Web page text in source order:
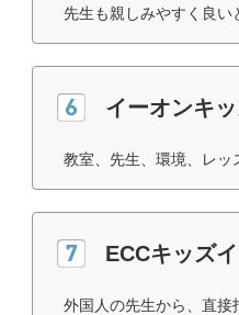
先生も親しみやすく良い
イーオンキ
教室、先生、環境、レッ
ECCキッズ
外国人の先生から、直接